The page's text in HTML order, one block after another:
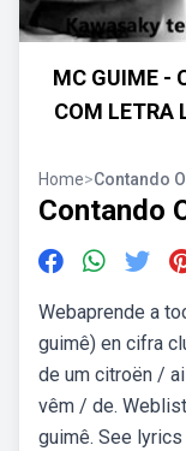
MC GUIME -
COM LETRA
Home>Contando
Contando
Webaprende a
guimê) en cifra
de um citroën /
vêm / de.
guimê. See